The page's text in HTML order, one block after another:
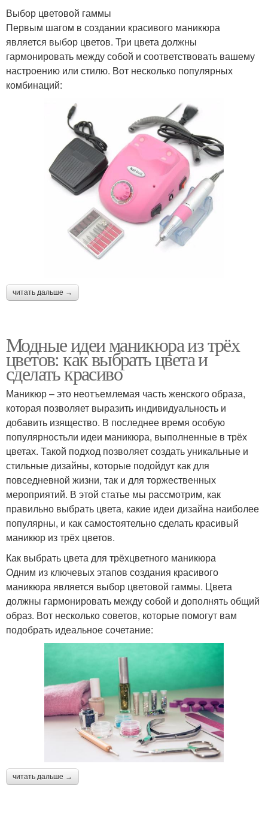
Выбор цветовой гаммы
Первым шагом в создании красивого маникюра
является выбор цветов. Три цвета должны
гармонировать между собой и соответствовать вашему
настроению или стилю. Вот несколько популярных
комбинаций:
читать дальше →
Модные идеи маникюра из трёх
цветов: как выбрать цвета и
сделать красиво
Маникюр – это неотъемлемая часть женского образа,
которая позволяет выразить индивидуальность и
добавить изящество. В последнее время особую
популярностьли идеи маникюра, выполненные в трёх
цветах. Такой подход позволяет создать уникальные и
стильные дизайны, которые подойдут как для
повседневной жизни, так и для торжественных
мероприятий. В этой статье мы рассмотрим, как
правильно выбрать цвета, какие идеи дизайна наиболее
популярны, и как самостоятельно сделать красивый
маникюр из трёх цветов.
Как выбрать цвета для трёхцветного маникюра
Одним из ключевых этапов создания красивого
маникюра является выбор цветовой гаммы. Цвета
должны гармонировать между собой и дополнять общий
образ. Вот несколько советов, которые помогут вам
подобрать идеальное сочетание:
читать дальше →